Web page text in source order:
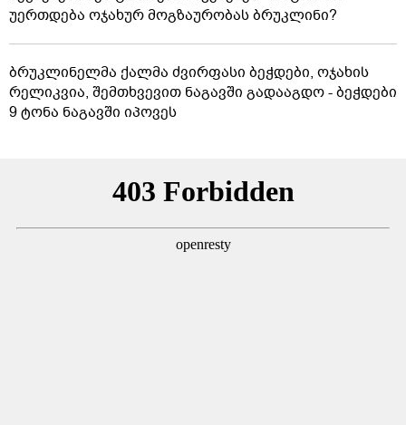
უერთდება ოჯახურ მოგზაურობას ბრუკლინი?
ბრუკლინელმა ქალმა ძვირფასი ბეჭდები, ოჯახის
რელიკვია, შემთხვევით ნაგავში გადააგდო - ბეჭდები
9 ტონა ნაგავში იპოვეს